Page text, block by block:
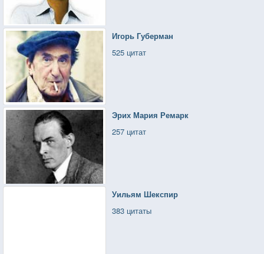
Игорь Губерман
525 цитат
Эрих Мария Ремарк
257 цитат
Уильям Шекспир
383 цитаты